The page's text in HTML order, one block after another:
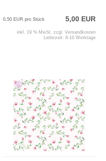
5,00 EUR
0,50 EUR pro Stück
inkl. 19 % MwSt. zzgl. Versandkosten
Lieferzeit: 8-10 Werktage